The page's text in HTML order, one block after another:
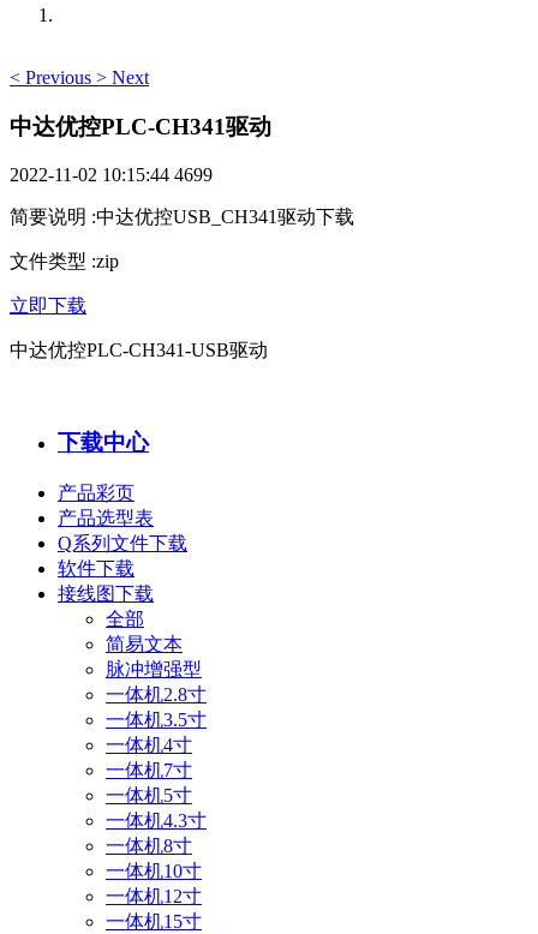
< Previous > Next
中达优控PLC-CH341驱动
2022-11-02 10:15:44 4699
简要说明 :中达优控USB_CH341驱动下载
文件类型 :zip
立即下载
中达优控PLC-CH341-USB驱动
下载中心
产品彩页
产品选型表
Q系列文件下载
软件下载
接线图下载
全部
简易文本
脉冲增强型
一体机2.8寸
一体机3.5寸
一体机4寸
一体机7寸
一体机5寸
一体机4.3寸
一体机8寸
一体机10寸
一体机12寸
一体机15寸